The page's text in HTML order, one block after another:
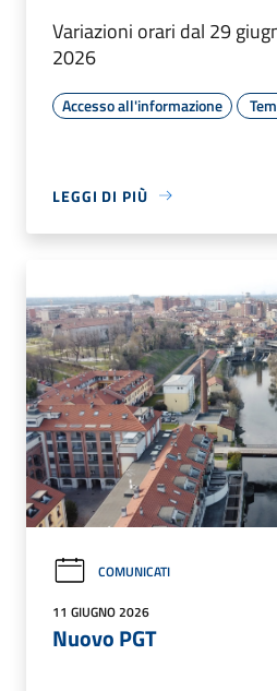
Variazioni orari dal 29
2026
Accesso all'informazione
LEGGI DI PIÙ
COMUNICATI
11 GIUGNO 2026
Nuovo PGT